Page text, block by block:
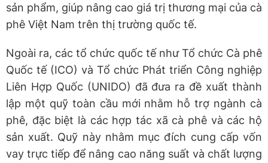
sản phẩm, giúp nâng cao giá trị thương mại của cà
phê Việt Nam trên thị trường quốc tế.
Ngoài ra, các tổ chức quốc tế như Tổ chức Cà phê
Quốc tế (ICO) và Tổ chức Phát triển Công nghiệp
Liên Hợp Quốc (UNIDO) đã đưa ra đề xuất thành
lập một quỹ toàn cầu mới nhằm hỗ trợ ngành cà
phê, đặc biệt là các hợp tác xã cà phê và các hộ
sản xuất. Quỹ này nhằm mục đích cung cấp vốn
vay trực tiếp để nâng cao năng suất và chất lượng